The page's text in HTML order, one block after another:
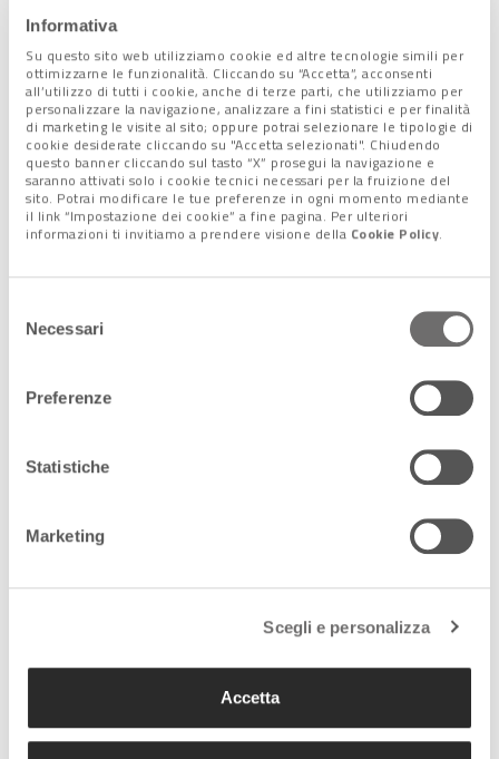
Informativa
Su questo sito web utilizziamo cookie ed altre tecnologie simili per
ottimizzarne le funzionalità. Cliccando su “Accetta”, acconsenti
all’utilizzo di tutti i cookie, anche di terze parti, che utilizziamo per
personalizzare la navigazione, analizzare a fini statistici e per finalità
di marketing le visite al sito; oppure potrai selezionare le tipologie di
cookie desiderate cliccando su "Accetta selezionati". Chiudendo
questo banner cliccando sul tasto “X” prosegui la navigazione e
saranno attivati solo i cookie tecnici necessari per la fruizione del
sito. Potrai modificare le tue preferenze in ogni momento mediante
il link “Impostazione dei cookie” a fine pagina. Per ulteriori
informazioni ti invitiamo a prendere visione della Cookie Policy.
delNecessari
Preferenze
Statistiche
Marketing
Scegli e personalizza
Accetta
seta, un pezzo originale risalente agli anni Sessanta/Settanta
comprato dall’artista a Canton e poi giunto in nave in Italia.
Insomma un pot-pourri che profuma di estro bizzarro,
eccentrico, provocatorio in un contesto di ordine/disordine, di
distonia armonica, dove tutto si combina in una sorta di
sfuggente e casuale contenitore d’arte.
iridescenti». Sono per lo più gli inconfondibili velluti che danno
vita e forma ai suoi capi, artatamente “stinti” o stampati o
quest’angolo di pace e natura la vulcanica designer prepara le
sue performance/creazioni per poi scioccare il jet-set
internazionale. Un’oasi ispiratrice ed incantata che necessita